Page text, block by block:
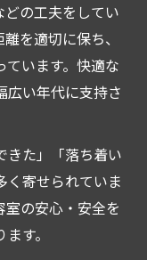
の工夫をしてい
を適切に保ち、
います。快適な
広い年代に支持さ
きた」「落ち着い
く寄せられていま
の安心・安全を
す。